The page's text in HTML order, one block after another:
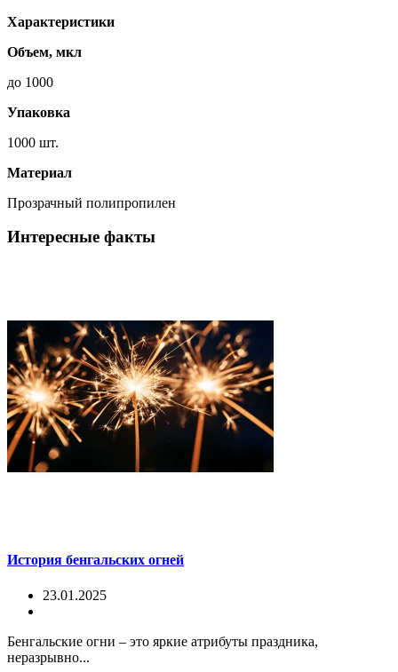
Характеристики
Объем, мкл
до 1000
Упаковка
1000 шт.
Материал
Прозрачный полипропилен
Интересные факты
История бенгальских огней
23.01.2025
Бенгальские огни – это яркие атрибуты праздника,
неразрывно...